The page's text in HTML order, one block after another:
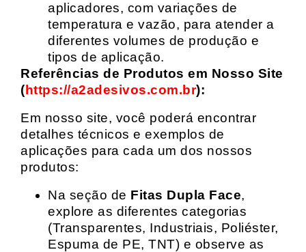
aplicadores, com variações de
temperatura e vazão, para atender a
diferentes volumes de produção e
tipos de aplicação.
Referências de Produtos em Nosso Site
(https://a2adesivos.com.br):
Em nosso site, você poderá encontrar
detalhes técnicos e exemplos de
aplicações para cada um dos nossos
produtos:
Na seção de Fitas Dupla Face,
explore as diferentes categorias
(Transparentes, Industriais, Poliéster,
Espuma de PE, TNT) e observe as